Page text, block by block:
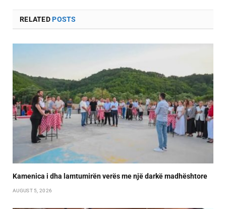
RELATEDPOSTS
Kamenica i dha lamtumirën verës me një darkë madhështore
AUGUST 5, 2026